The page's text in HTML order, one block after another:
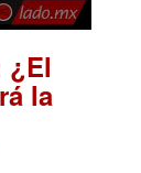
¿El
la